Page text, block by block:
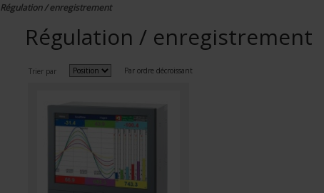
Régulation / enregistrement
Régulation / enregistrement
Trier par Par ordre décroissant